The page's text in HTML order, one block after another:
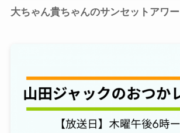
大ちゃん貴ちゃんのサンセットアワー